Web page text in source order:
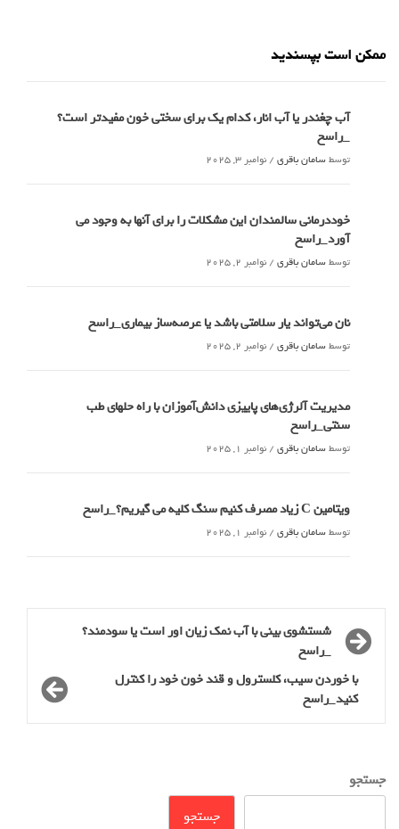
ممکن است بپسندید
آب چغندر یا آب انار، کدام‌ یک برای سختی خون مفیدتر است؟
_راسخ
توسطسامان باقری / نوامبر 3, 2025
خوددرمانی سالمندان این مشکلات را برای آنها به وجود می
آورد_راسخ
توسطسامان باقری / نوامبر 2, 2025
نان می‌تواند یار سلامتی باشد یا عرصه‌ساز بیماری_راسخ
توسطسامان باقری / نوامبر 2, 2025
مدیریت آلرژی‌های پاییزی دانش‌آموزان با راه حلهای طب
سنتی_راسخ
توسطسامان باقری / نوامبر 1, 2025
ویتامین C زیاد مصرف کنیم سنگ کلیه می گیریم؟_راسخ
توسطسامان باقری / نوامبر 1, 2025
شستشوی بینی با آب نمک زیان اور است یا سودمند؟
_راسخ
با خوردن سیب، کلسترول و قند خون خود را کنترل
کنید_راسخ
جستجو
جستجو